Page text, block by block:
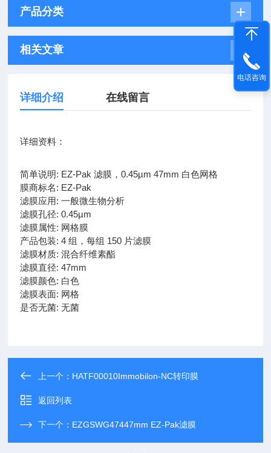
产品分类
相关文章
详细介绍 在线留言
详细资料：
简单说明: EZ-Pak 滤膜，0.45µm 47mm 白色网格
膜商标名: EZ-Pak
滤膜应用: 一般微生物分析
滤膜孔径: 0.45µm
滤膜属性: 网格膜
产品包装: 4 组，每组 150 片滤膜
滤膜材质: 混合纤维素酯
滤膜直径: 47mm
滤膜颜色: 白色
滤膜表面: 网格
是否无菌: 无菌
上一个： HATF00010Immobilon-NC转印膜
返回列表
下一个： EZGSWG47447mm EZ-Pak滤膜
电话咨询